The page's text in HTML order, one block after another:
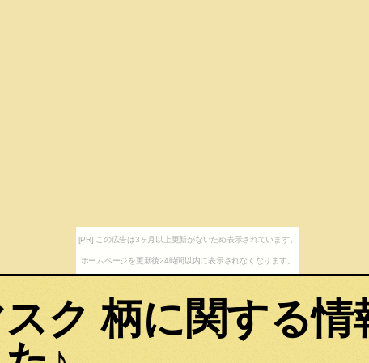
[PR] この広告は3ヶ月以上更新がないため表示されています。
ホームページを更新後24時間以内に表示されなくなります。
ク 柄に関する情